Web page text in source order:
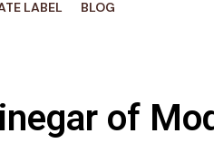
LABEL BLOG
of